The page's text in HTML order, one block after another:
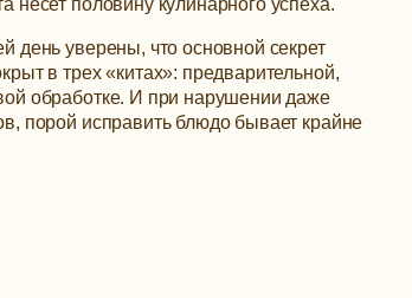
несет половину кулинарного успеха.
день уверены, что основной секрет
в трех «китах»: предварительной,
обработке. И при нарушении даже
порой исправить блюдо бывает крайне